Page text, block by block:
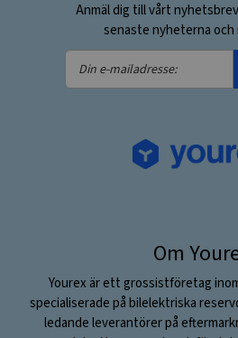
Anmäl dig till vårt
senaste nyheterna
Din
e-
Om
Yourex är ett grossistföretag
specialiserade på bilelektriska
ledande leverantörer på